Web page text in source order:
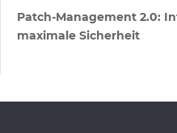
Patch-Management 2.0:
maximale Sicherheit